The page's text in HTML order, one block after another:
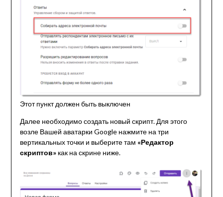
Этот пункт должен быть выключен
Далее необходимо создать новый скрипт. Для этого
возле Вашей аватарки Google нажмите на три
вертикальных точки и выберите там «Редактор
скриптов»как на скрине ниже.